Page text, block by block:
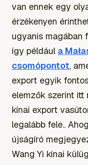
van ennek egy
érzékenyen
ugyanis magában
így például a
csomópontot,
export egyik
elemzők szerint itt
kínai export
legalább fele..
újságíró
Wang Yi kínai